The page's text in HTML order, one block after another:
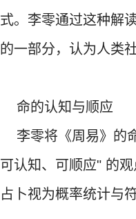
式。李零通过这种解
的一部分，认为人类
命的认知与顺应
李零将《周易》的
可认知、可顺应" 的
占卜视为概率统计与